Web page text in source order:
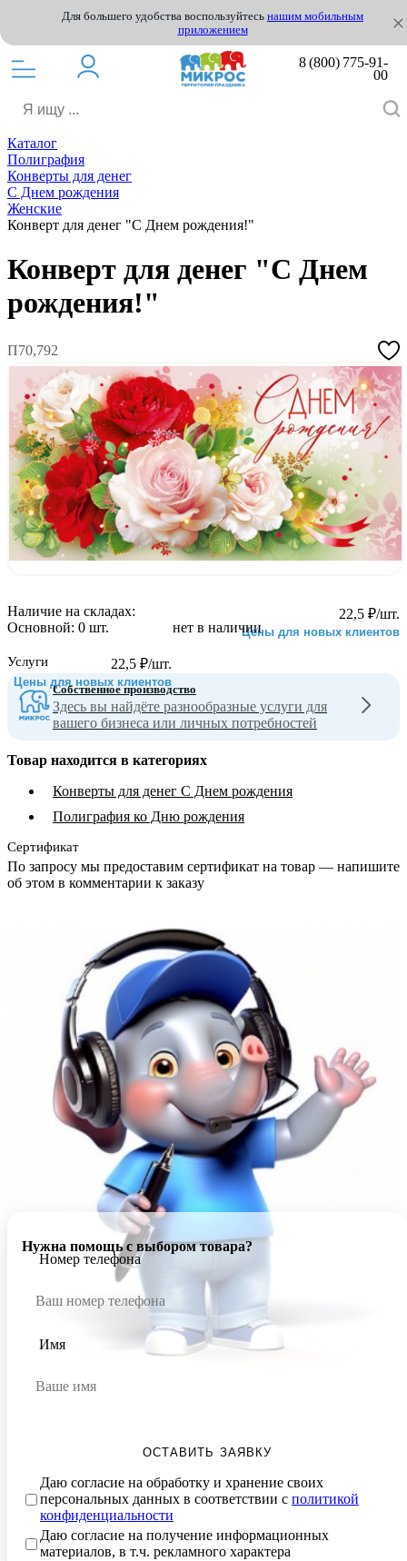
Для большего удобства воспользуйтесь нашим мобильным
приложением
8 (800) 775-91-
00
Каталог
Полиграфия
Конверты для денег
С Днем рождения
Женские
Конверт для денег "С Днем рождения!"
Конверт для денег "С Днем
рождения!"
П70,792
22,5 ₽/шт.
Цены для новых клиентов
нет в наличии
22,5 ₽/шт.
Цены для новых клиентов
Наличие на складах:
Основной: 0 шт.
Услуги
Собственное производство
Здесь вы найдёте разнообразные услуги для
вашего бизнеса или личных потребностей
Товар находится в категориях
Конверты для денег С Днем рождения
Полиграфия ко Дню рождения
Сертификат
По запросу мы предоставим сертификат на товар — напишите
об этом в комментарии к заказу
Нужна помощь с выбором товара?
Номер телефона
Имя
ОСТАВИТЬ ЗАЯВКУ
Даю согласие на обработку и хранение своих
персональных данных в соответствии с политикой
конфиденциальности
Даю согласие на получение информационных
материалов, в т.ч. рекламного характера